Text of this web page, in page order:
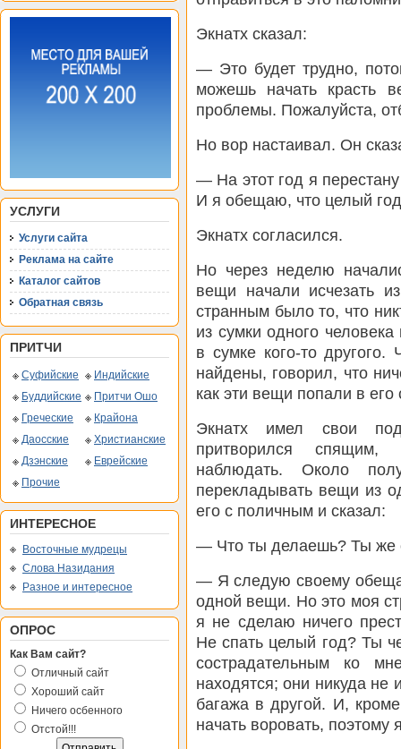
УСЛУГИ
Услуги сайта
Реклама на сайте
Каталог сайтов
Обратная связь
ПРИТЧИ
Суфийские
Индийские
Буддийские
Притчи Ошо
Греческие
Крайона
Даосские
Христианские
Дзэнские
Еврейские
Прочие
ИНТЕРЕСНОЕ
Восточные мудрецы
Слова Назидания
Разное и интересное
ОПРОС
Как Вам сайт?
Отличный сайт
Хороший сайт
Ничего осбенного
Отстой!!!
Экнатх сказал:
— Это будет трудно,
можешь начать красть
проблемы. Пожалуйста,
Но вор настаивал. Он
— На этот год я
И я обещаю, что целый
Экнатх согласился.
Но через неделю
вещи начали исчезать
странным было то, что
из сумки одного
в сумке кого-то
найдены, говорил, что
как эти вещи попали в его
Экнатх имел свои
притворился
наблюдать. Около
перекладывать вещи из
его с поличным и сказал:
— Что ты делаешь? Ты же
— Я следую своему
одной вещи. Но это моя
я не сделаю ничего
Не спать целый год? Ты
сострадательным ко
находятся; они никуда не
багажа в другой. И,
начать воровать,